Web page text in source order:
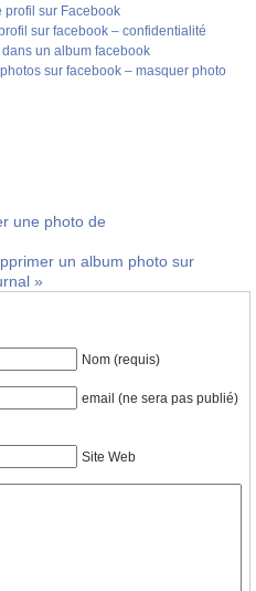
profil sur Facebook
sur facebook – confidentialité
un album facebook
sur facebook – masquer photo
une photo de
un album photo sur
»
Nom (requis)
email (ne sera pas publié)
Site Web